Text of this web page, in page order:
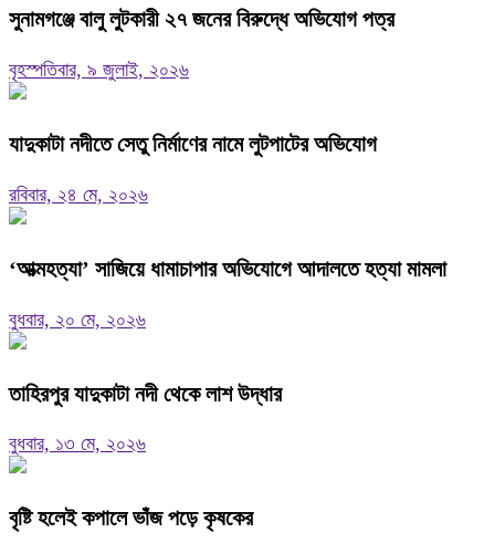
সুনামগঞ্জে বালু লুটকারী ২৭ জনের বিরুদ্ধে অভিযোগ পত্র
বৃহস্পতিবার, ৯ জুলাই, ২০২৬
যাদুকাটা নদীতে সেতু নির্মাণের নামে লুটপাটের অভিযোগ
রবিবার, ২৪ মে, ২০২৬
‘আত্মহত্যা’ সাজিয়ে ধামাচাপার অভিযোগে আদালতে হত্যা মামলা
বুধবার, ২০ মে, ২০২৬
তাহিরপুর যাদুকাটা নদী থেকে লাশ উদ্ধার
বুধবার, ১৩ মে, ২০২৬
বৃষ্টি হলেই কপালে ভাঁজ পড়ে কৃষকের